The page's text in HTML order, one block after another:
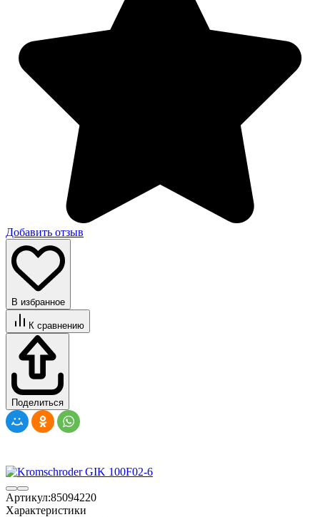
Добавить отзыв
В избранное
К сравнению
Поделиться
Артикул:85094220
Характеристики